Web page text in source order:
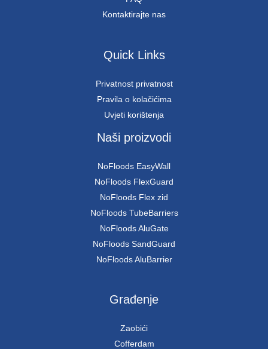
Kontaktirajte nas
Quick Links
Privatnost privatnost
Pravila o kolačićima
Uvjeti korištenja
Naši proizvodi
NoFloods EasyWall
NoFloods FlexGuard
NoFloods Flex zid
NoFloods TubeBarriers
NoFloods AluGate
NoFloods SandGuard
NoFloods AluBarrier
Građenje
Zaobići
Cofferdam